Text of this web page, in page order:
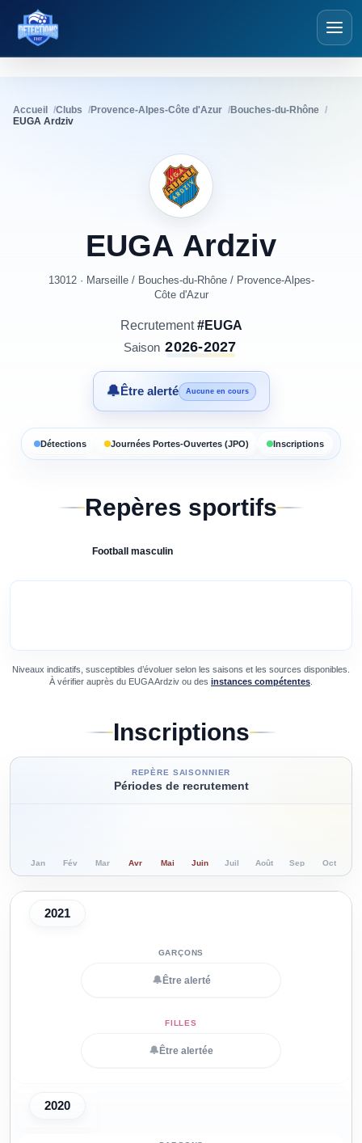
Détections Foot
Accueil Clubs Provence-Alpes-Côte d'Azur
Bouches-du-Rhône
EUGA Ardziv
EUGA Ardziv
13012 · Marseille/ Bouches-du-Rhône/ Provence-Alpes-
Côte d'Azur
Recrutement#EUGA
Saison 2026-2027
🔔Être alerté Aucune en cours
Détections Journées Portes-Ouvertes (JPO) Inscriptions
Repères sportifs
Football masculin
Niveaux indicatifs, susceptibles d’évoluer selon les saisons et les sources disponibles.
À vérifier auprès du EUGA Ardziv ou des instances compétentes
Inscriptions
REPÈRE SAISONNIER
Périodes de recrutement
Jan Fév Mar Avr Mai Juin Juil Août Sep Oct
2021
🔔 Être alerté
🔔 Être alertée
2020